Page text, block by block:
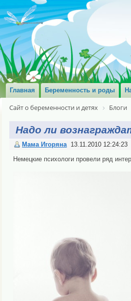
Главная Беременность и роды
Сайт о беременности и детях Блоги
Надо ли
Мама Игоряна 13.11.2010 12:24:23
Немецкие психологи провели ряд